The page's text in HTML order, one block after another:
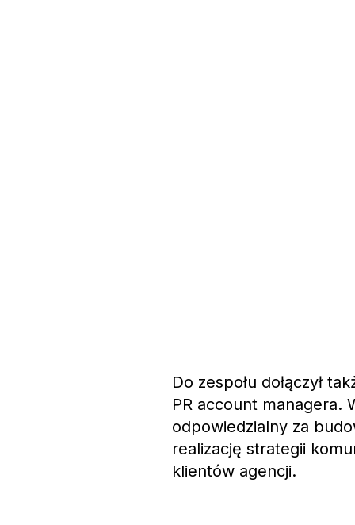
Do zespołu dołączył
PR account managera.
odpowiedzialny za
realizację strategii
klientów agencji.